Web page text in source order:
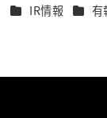
カテゴリー
IR情報 カテ有